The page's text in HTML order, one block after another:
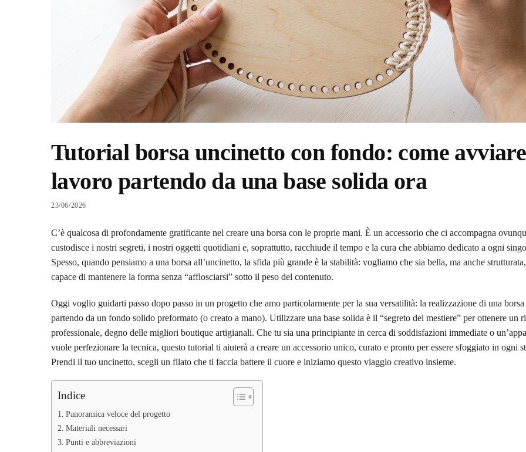
Tutorial borsa uncinetto con fondo: come
lavoro partendo da una base solida ora
23/06/2026
C’è qualcosa di profondamente gratificante nel creare una borsa con le proprie mani. È un accessorio che ci accompagna
custodisce i nostri segreti, i nostri oggetti quotidiani e, soprattutto, racchiude il tempo e la cura che abbiamo dedicato a ogni
Spesso, quando pensiamo a una borsa all’uncinetto, la sfida più grande è la stabilità: vogliamo che sia bella, ma anche
capace di mantenere la forma senza “afflosciarsi” sotto il peso del contenuto.
Oggi voglio guidarti passo dopo passo in un progetto che amo particolarmente per la sua versatilità: la realizzazione di una
partendo da un fondo solido preformato (o creato a mano). Utilizzare una base solida è il “segreto del mestiere” per ottenere un
professionale, degno delle migliori boutique artigianali. Che tu sia una principiante in cerca di soddisfazioni immediate o
vuole perfezionare la tecnica, questo tutorial ti aiuterà a creare un accessorio unico, curato e pronto per essere sfoggiato in ogni
Prendi il tuo uncinetto, scegli un filato che ti faccia battere il cuore e iniziamo questo viaggio creativo insieme.
Indice
Panoramica veloce del progetto
Materiali necessari
Punti e abbreviazioni